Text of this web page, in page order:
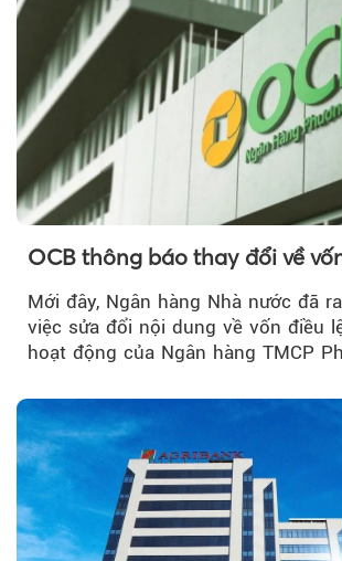
OCB thông báo thay đổi về
Mới đây, Ngân hàng Nhà nước đã
việc sửa đổi nội dung về vốn điều
hoạt động của Ngân hàng TMCP